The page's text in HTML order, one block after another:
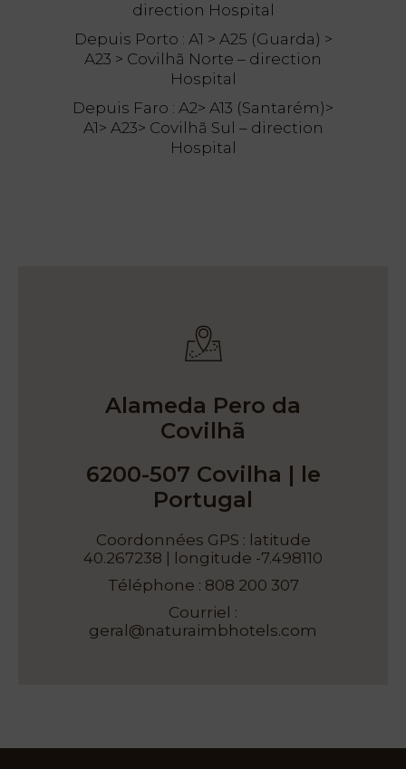
Services
Expériences
Photos
direction Hospital
Depuis Porto : A1 > A25 (Guarda) >
A23 > Covilhã Norte – direction
Hospital
Depuis Faro : A2> A13 (Santarém)>
A1> A23> Covilhã Sul – direction
Hospital
Alameda Pero da
Covilhã
6200-507 Covilha | le
Portugal
Coordonnées GPS : latitude
40.267238 | longitude -7.498110
Téléphone : 808 200 307
Courriel :
geral@naturaimbhotels.com